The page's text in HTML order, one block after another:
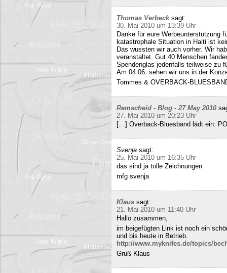
Thomas Verbeck sagt:
30. Mai 2010 um 13:39 Uhr
Danke für eure Werbeunterstützung
katastrophale Situation in Haiti ist
Das wussten wir auch vorher. Wir
veranstaltet. Gut 40 Menschen
Spendenglas jedenfalls teilweise zu
Am 04.06. sehen wir uns in der
Tommes & OVERBACK-
Remscheid - Blog - 27 May 2010
27. Mai 2010 um 20:23 Uhr
[…] Overback-Bluesband lädt ein:
Svenja sagt:
25. Mai 2010 um 16:35 Uhr
das sind ja tolle Zeichnungen
mfg svenja
Klaus sagt:
21. Mai 2010 um 11:40 Uhr
Hallo zusammen,
im beigefügten Link ist noch ein
und bis heute in Betrieb.
http://www.myknifes.de/topics/
Gruß Klaus